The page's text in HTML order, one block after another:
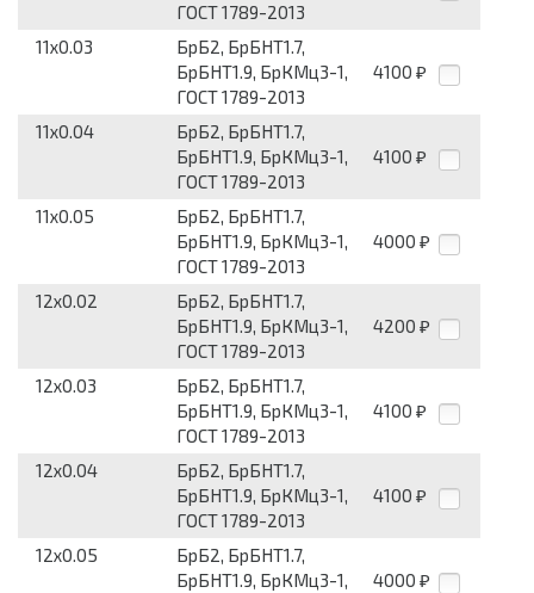
ГОСТ 1789-2013
11x0.03
БрБ2, БрБНТ1.7,
БрБНТ1.9, БрКМц3-1,
ГОСТ 1789-2013
4100 ₽
11x0.04
БрБ2, БрБНТ1.7,
БрБНТ1.9, БрКМц3-1,
ГОСТ 1789-2013
4100 ₽
11x0.05
БрБ2, БрБНТ1.7,
БрБНТ1.9, БрКМц3-1,
ГОСТ 1789-2013
4000 ₽
12x0.02
БрБ2, БрБНТ1.7,
БрБНТ1.9, БрКМц3-1,
ГОСТ 1789-2013
4200 ₽
12x0.03
БрБ2, БрБНТ1.7,
БрБНТ1.9, БрКМц3-1,
ГОСТ 1789-2013
4100 ₽
12x0.04
БрБ2, БрБНТ1.7,
БрБНТ1.9, БрКМц3-1,
ГОСТ 1789-2013
4100 ₽
12x0.05
БрБ2, БрБНТ1.7,
БрБНТ1.9, БрКМц3-1,
4000 ₽